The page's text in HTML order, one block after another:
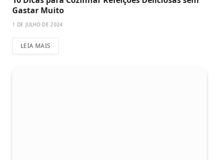
Gastar Muito
1 DE JULHO DE 2024
LEIA MAIS